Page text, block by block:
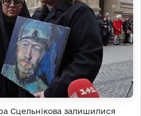
Сцельнікова залишилися